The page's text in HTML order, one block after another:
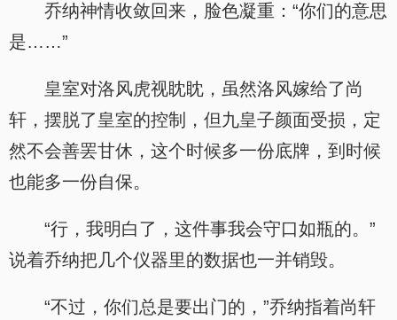
乔纳神情收敛回来，脸色凝重：“你们的意思
是……”
皇室对洛风虎视眈眈，虽然洛风嫁给了尚
轩，摆脱了皇室的控制，但九皇子颜面受损，定
然不会善罢甘休，这个时候多一份底牌，到时候
也能多一份自保。
“行，我明白了，这件事我会守口如瓶的。”
说着乔纳把几个仪器里的数据也一并销毁。
“不过，你们总是要出门的，”乔纳指着尚轩